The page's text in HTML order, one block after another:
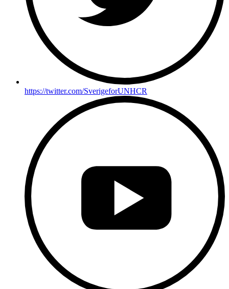
https://twitter.com/SverigeforUNHCR